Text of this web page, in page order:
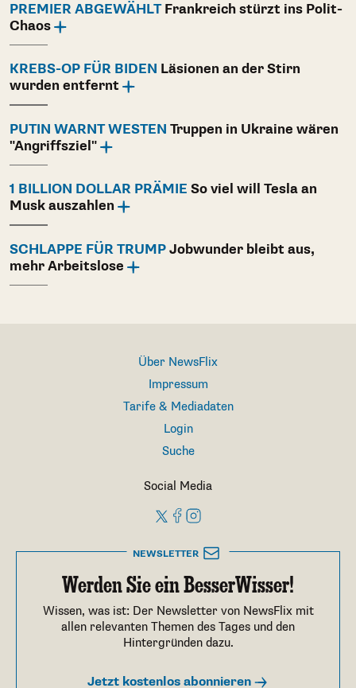
PREMIER ABGEWÄHLTFrankreich stürzt ins Polit-
Chaos
KREBS-OP FÜR BIDEN Läsionen an der Stirn
wurden entfernt
PUTIN WARNT WESTEN Truppen in Ukraine wären
"Angriffsziel"
1 BILLION DOLLAR PRÄMIE So viel will Tesla an
Musk auszahlen
SCHLAPPE FÜR TRUMP Jobwunder bleibt aus,
mehr Arbeitslose
Über NewsFlix
Impressum
Tarife & Mediadaten
Login
Suche
Social Media
NEWSLETTER
Werden Sie ein BesserWisser!
Wissen, was ist: Der Newsletter von NewsFlix mit
allen relevanten Themen des Tages und den
Hintergründen dazu.
Jetzt kostenlos abonnieren